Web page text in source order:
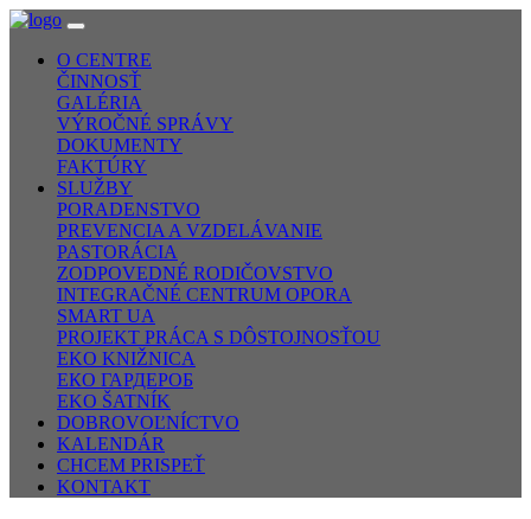
O CENTRE
ČINNOSŤ
GALÉRIA
VÝROČNÉ SPRÁVY
DOKUMENTY
FAKTÚRY
SLUŽBY
PORADENSTVO
PREVENCIA A VZDELÁVANIE
PASTORÁCIA
ZODPOVEDNÉ RODIČOVSTVO
INTEGRAČNÉ CENTRUM OPORA
SMART UA
PROJEKT PRÁCA S DÔSTOJNOSŤOU
EKO KNIŽNICA
ЕКО ГАРДЕРОБ
EKO ŠATNÍK
DOBROVOĽNÍCTVO
KALENDÁR
CHCEM PRISPEŤ
KONTAKT